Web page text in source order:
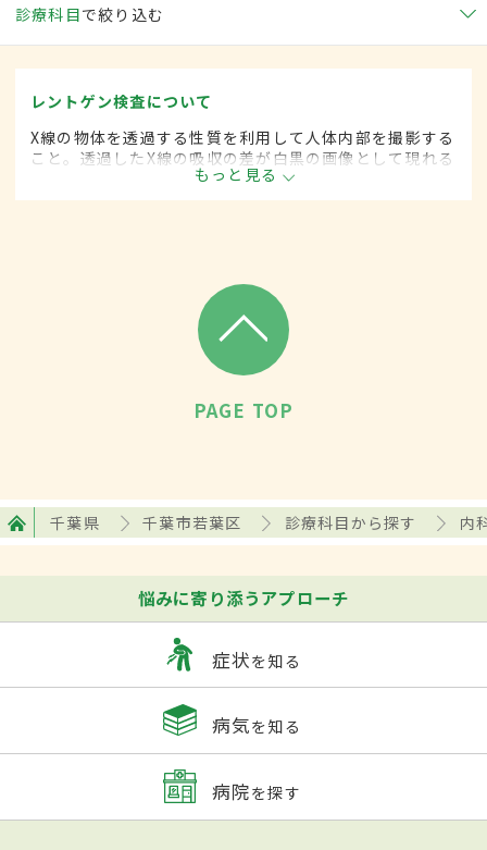
診療科目で絞り込む
レントゲン検査について
X線の物体を透過する性質を利用して人体内部を撮影する
こと。透過したX線の吸収の差が白黒の画像として現れる
ため、骨などX線が透過しにくい部位は写真上白く、肺な
ど透過しやすい部位は黒く写る。
もっと見る
PAGE TOP
千葉県 千葉市若葉区 診療科目から探す 内
悩みに寄り添うアプローチ
症状を知る
病気を知る
病院を探す